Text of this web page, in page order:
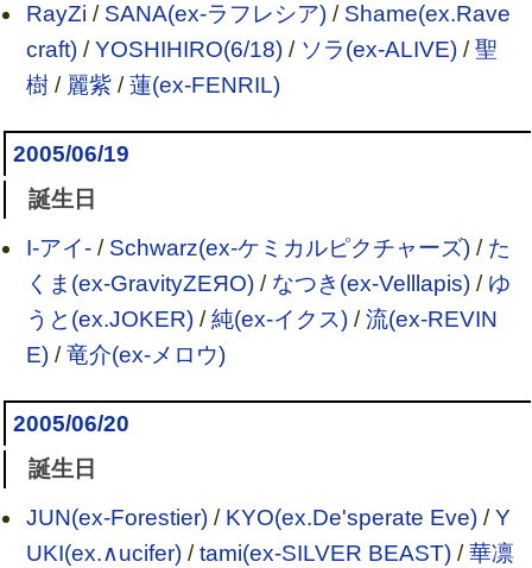
RayZi / SANA(ex-ラフレシア)/ Shame(ex.Rave
craft)/YOSHIHIRO(6/18)/ ソラ(ex-ALIVE)/聖
樹/ 麗紫/蓮(ex-FENRIL)
2005/06/19
誕生日
I-アイ-/ Schwarz(ex-ケミカルピクチャーズ)/ た
くま(ex-GravityZEЯO)/ なつき(ex-Velllapis)/ ゆ
うと(ex.JOKER)/純(ex-イクス)/流(ex-REVIN
E)/竜介(ex-メロウ)
2005/06/20
誕生日
JUN(ex-Forestier)/ KYO(ex.De'sperate Eve)/Y
UKI(ex.∧ucifer)/tami(ex-SILVER BEAST)/華凛